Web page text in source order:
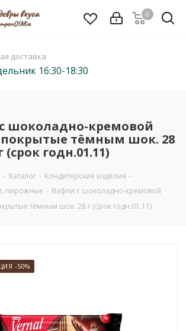
0
доставка
16:30-18:30
шоколадно-кремовой
тёмным шок. 28
(срок годн.01.11)
- Каталог - Кондитерские изделия -
пирожные - Вафли с шоколадно-кремовой
тёмным шок. 28 г (срок годн.01.11)
-50%